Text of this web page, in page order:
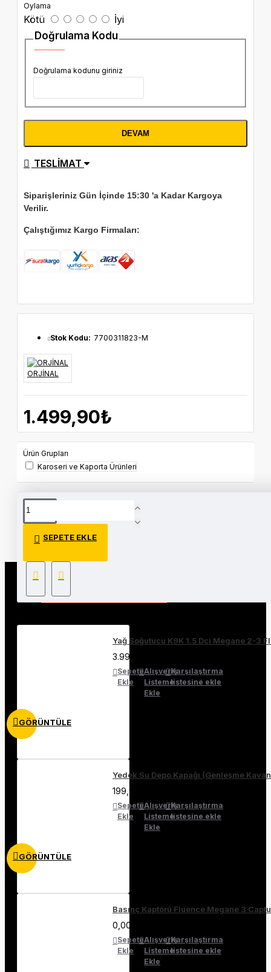
Oylama
Kötü
İyi
Doğrulama Kodu
Doğrulama kodunu giriniz
DEVAM
TESLIMAT
Siparişleriniz Gün İçinde 15:30 'a Kadar Kargoya
Verilir.
Çalıştığımız Kargo Firmaları:
1.499,90₺
Stok Kodu: 7700311823-M
ORJİNAL
Ürün Grupları
Karoseri ve Kaporta Ürünleri
SEPETE EKLE
Etiketler:
Orjinal Mais 7700311823
GÖRÜNTÜLE
Yağ Soğutucu K9K 1.5 Dci Megane 2-3
3.999,90₺
Sepete
Ekle
Alışveriş
Listeme
Ekle
Karşılaştırma
listesine ekle
GÖRÜNTÜLE
Yedek Su Depo Kapağı (Genleşme
199,90₺
Sepete
Ekle
Alışveriş
Listeme
Ekle
Karşılaştırma
listesine ekle
Basınç Kaptörü Fluence Megane 3
0,00₺
Sepete
Ekle
Alışveriş
Listeme
Ekle
Karşılaştırma
listesine ekle